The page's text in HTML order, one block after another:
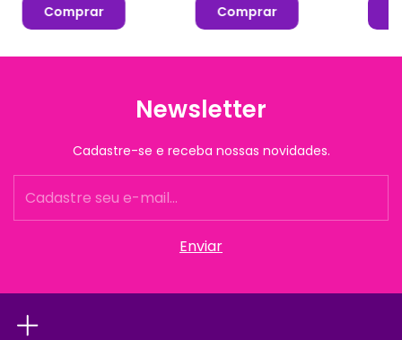
Comprar Comprar
Newsletter
Cadastre-se e receba nossas novidades.